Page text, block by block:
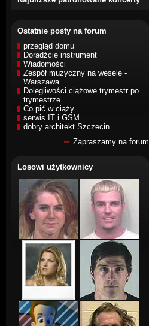
Ostatnie posty na forum
przegląd domu
Doradźcie instrument
Wiadomości
Zespół muzyczny na wesele -
Warszawa
Dolegliwości ciążowe trymestr po
trymestrze
Co pić w ciąży
serwis IT i GSM
dobry architekt Szczecin
Zapraszamy na forum
Losowi użytkownicy